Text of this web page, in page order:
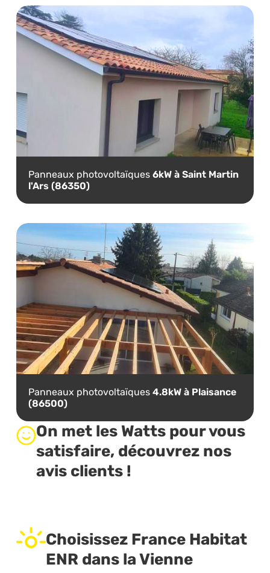
Panneaux photovoltaïques 6kW à Saint Martin
l'Ars (86350)
Panneaux photovoltaïques 4.8kW à Plaisance
(86500)
On met les Watts pour vous
satisfaire, découvrez nos
avis clients !
Choisissez France Habitat
ENR dans la Vienne